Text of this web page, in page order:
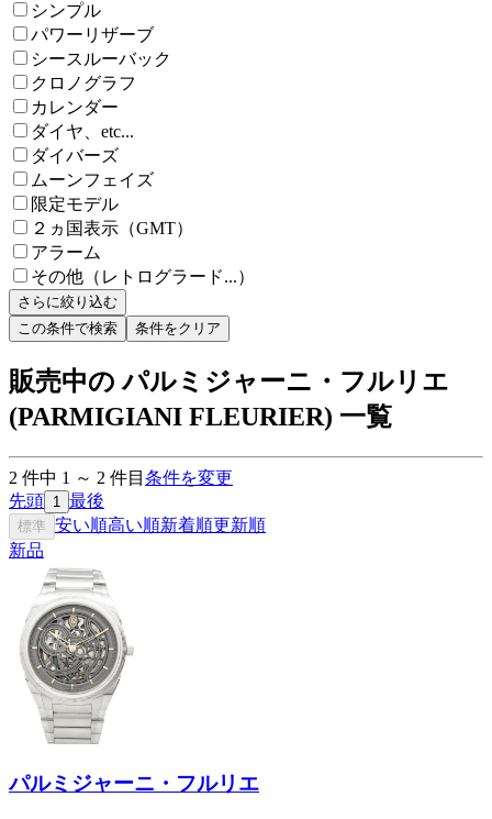
シンプル
パワーリザーブ
シースルーバック
クロノグラフ
カレンダー
ダイヤ、etc...
ダイバーズ
ムーンフェイズ
限定モデル
２ヵ国表示（GMT）
アラーム
その他（レトログラード...）
さらに絞り込む
この条件で検索
条件をクリア
販売中の パルミジャーニ・フルリエ
(PARMIGIANI FLEURIER) 一覧
2 件中 1 ～ 2 件目 条件を変更
先頭 1 最後
標準 安い順高い順新着順更新順
新品
パルミジャーニ・フルリエ